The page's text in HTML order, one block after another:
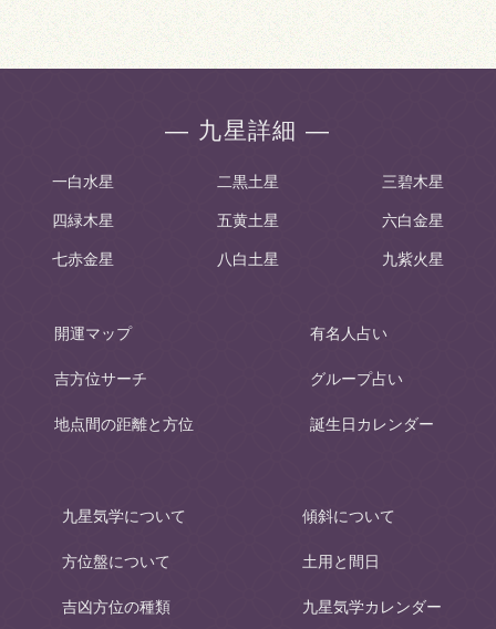
― 九星詳細 ―
一白水星 二黒土星 三碧木星
四緑木星 五黄土星 六白金星
七赤金星 八白土星 九紫火星
開運マップ
吉方位サーチ
地点間の距離と方位
有名人占い
グループ占い
誕生日カレンダー
九星気学について
方位盤について
吉凶方位の種類
傾斜について
土用と間日
九星気学カレンダー